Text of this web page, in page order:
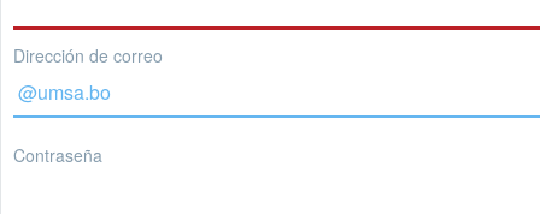
Dirección de correo
Contraseña